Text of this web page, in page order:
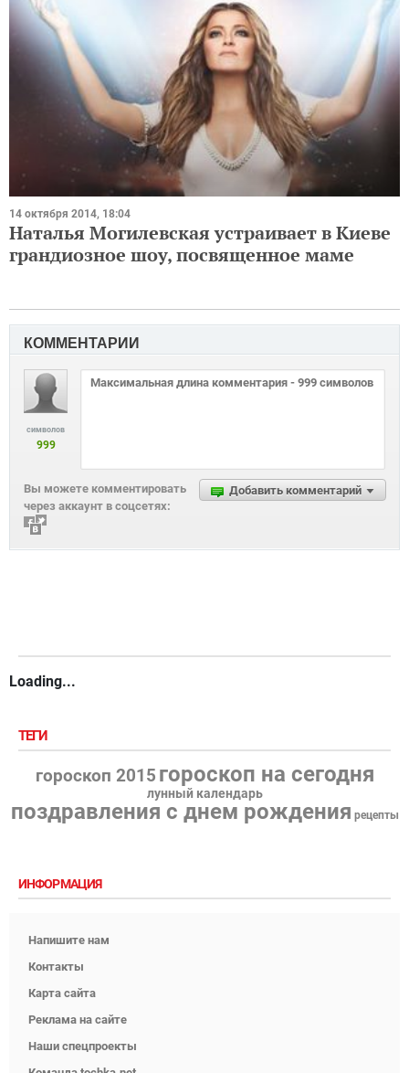
14 октября 2014, 18:04
Наталья Могилевская устраивает в Киеве
грандиозное шоу, посвященное маме
КОММЕНТАРИИ
символов
999
Добавить комментарий
Вы можете комментировать
через аккаунт в соцсетях:
Loading...
ТЕГИ
гороскоп 2015 гороскоп на сегодня
лунный календарь
поздравления с днем рождения рецепты
ИНФОРМАЦИЯ
Напишите нам
Контакты
Карта сайта
Реклама на сайте
Наши спецпроекты